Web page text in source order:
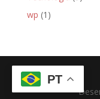
wp (1)
PT